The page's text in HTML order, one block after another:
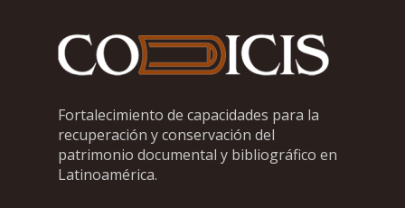
Fortalecimiento de capacidades para la
recuperación y conservación del
patrimonio documental y bibliográfico en
Latinoamérica.